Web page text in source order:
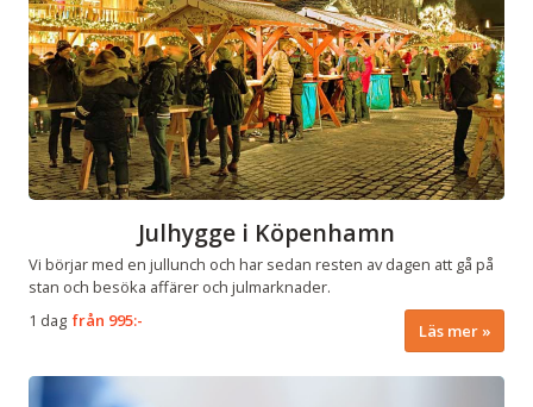
Julhygge i Köpenhamn
Vi börjar med en jullunch och har sedan resten av dagen att gå på
stan och besöka affärer och julmarknader.
1 dag från 995:- Läs mer